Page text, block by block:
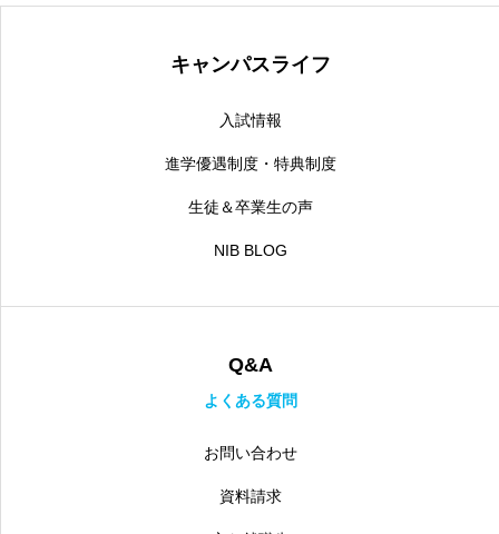
キャンパスライフ
入試情報
進学優遇制度・特典制度
生徒＆卒業生の声
NIB BLOG
Q&A
よくある質問
お問い合わせ
資料請求